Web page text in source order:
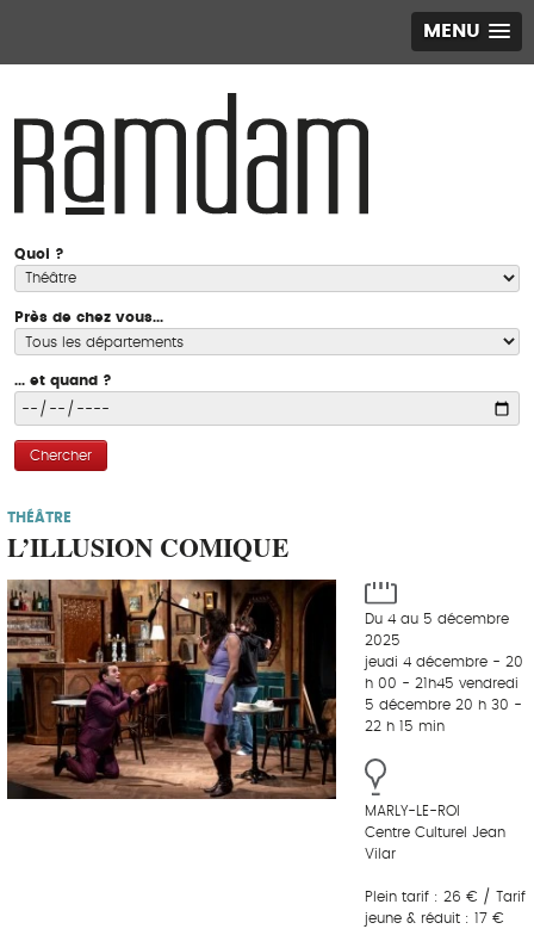
MENU
Quoi ?
Près de chez vous...
... et quand ?
Chercher
THÉÂTRE
L’ILLUSION COMIQUE
Du 4 au 5 décembre
2025
jeudi 4 décembre - 20
h 00 - 21h45 vendredi
5 décembre 20 h 30 -
22 h 15 min
MARLY-LE-ROI
Centre Culturel Jean
Vilar
Plein tarif : 26 € / Tarif
jeune & réduit : 17 €